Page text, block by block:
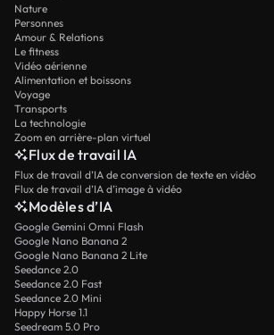
Nature
Personnes
Amour & Relations
Le fitness
Vidéo aérienne
Alimentation et boissons
Voyage
Transports
La technologie
Zoom en arrière-plan virtuel
Flux de travail IA
Flux de travail d’IA de conversion de texte en vidéo
Flux de travail d’IA d’image à vidéo
Modèles d’IA
Google Gemini Omni Flash
Google Nano Banana 2
Google Nano Banana 2 Lite
Seedance 2.0
Seedance 2.0 Fast
Seedance 2.0 Mini
Happy Horse 1.1
Seedream 5.0 Pro